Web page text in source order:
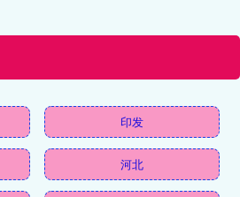
印发
河北